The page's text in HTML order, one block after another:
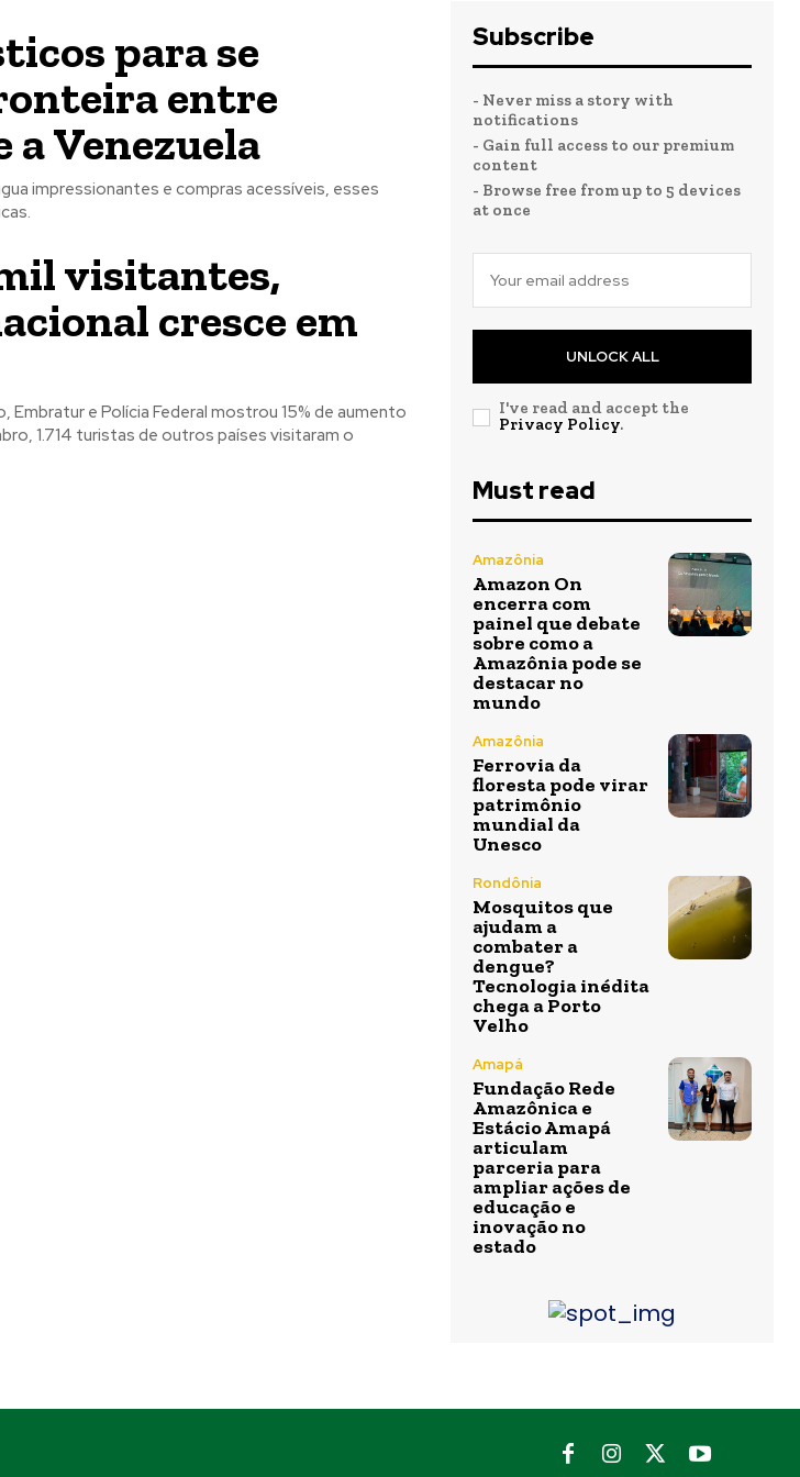
para se
entre
a Venezuela
impressionantes e compras acessíveis, esses
visitantes,
cresce em
e Polícia Federal mostrou 15% de aumento
1.714 turistas de outros países visitaram o
Subscribe
- Never miss a story with
notifications
- Gain full access to our premium
content
- Browse free from up to 5 devices
at once
UNLOCK ALL
I've read and accept the
Privacy Policy.
Must read
Amazônia
Amazon On
encerra com
painel que debate
sobre como a
Amazônia pode se
destacar no
mundo
Amazônia
Ferrovia da
floresta pode virar
patrimônio
mundial da
Unesco
Rondônia
Mosquitos que
ajudam a
combater a
dengue?
Tecnologia inédita
chega a Porto
Velho
Amapá
Fundação Rede
Amazônica e
Estácio Amapá
articulam
parceria para
ampliar ações de
educação e
inovação no
estado